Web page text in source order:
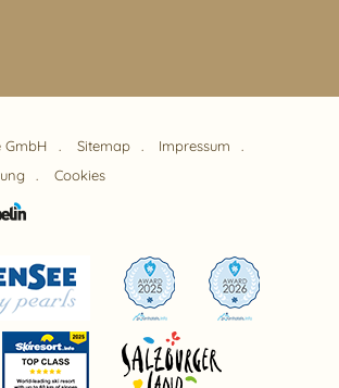
GmbH Sitemap
Impressum
Cookies